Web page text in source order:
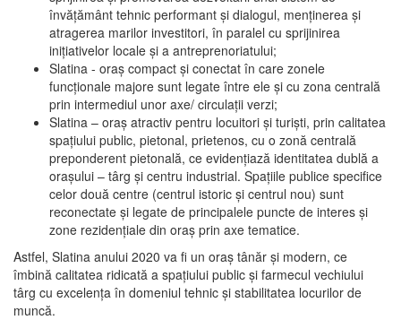
învăţământ tehnic performant şi dialogul, menţinerea şi
atragerea marilor investitori, în paralel cu sprijinirea
iniţiativelor locale şi a antreprenoriatului;
Slatina - oraş compact şi conectat în care zonele
funcţionale majore sunt legate între ele şi cu zona centrală
prin intermediul unor axe/ circulații verzi;
Slatina – oraş atractiv pentru locuitori şi turişti, prin calitatea
spaţiului public, pietonal, prietenos, cu o zonă centrală
preponderent pietonală, ce evidenţiază identitatea dublă a
oraşului – târg şi centru industrial. Spaţiile publice specifice
celor două centre (centrul istoric şi centrul nou) sunt
reconectate şi legate de principalele puncte de interes şi
zone rezidenţiale din oraş prin axe tematice.
Astfel, Slatina anului 2020 va fi un oraş tânăr şi modern, ce
îmbină calitatea ridicată a spaţiului public şi farmecul vechiului
târg cu excelenţa în domeniul tehnic şi stabilitatea locurilor de
muncă.